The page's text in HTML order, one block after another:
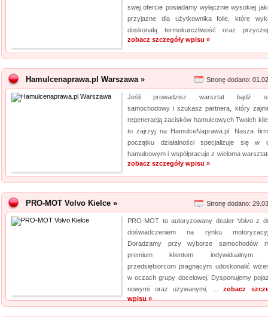
swej ofercie posiadamy wyłącznie wysokiej
przyjazne dla użytkownika folie, które
doskonałą termokurczliwość oraz
zobacz szczegóły wpisu »
Hamulcenaprawa.pl Warszawa » Stronę dodano:
Jeśli prowadzisz warsztat bądź
samochodowy i szukasz partnera, który
regeneracją zacisków hamulcowych Twoich
to zajrzyj na HamulceNaprawa.pl. Nasza
początku działalności specjalizuje się w
hamulcowym i współpracuje z wieloma
zobacz szczegóły wpisu »
PRO-MOT Volvo Kielce » Stronę dodano:
PRO-MOT to autoryzowany dealer Volvo z
doświadczeniem na rynku
Doradzamy przy wyborze samochodów
premium klientom indywidualnym
przedsiębiorcom pragnącym udoskonalić
w oczach grupy docelowej. Dysponujemy
nowymi oraz używanymi, ...zobacz
wpisu »